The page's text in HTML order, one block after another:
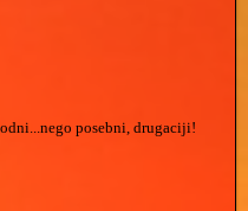
posebni, drugaciji!